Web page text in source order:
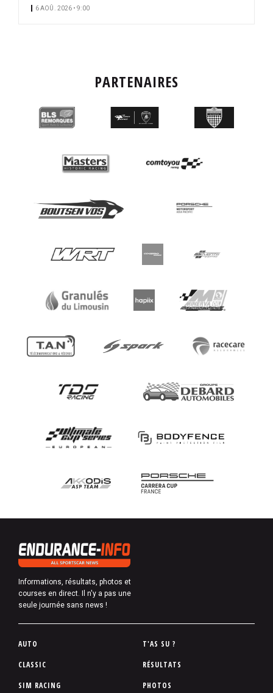
6 AOÛ. 2026 • 9:00
PARTENAIRES
Informations, résultats, photos et
courses en direct. Il n'y a pas une
seule journée sans news !
P
d
AUTO
CLASSIC
SIM RACING
T'AS SU ?
RÉSULTATS
PHOTOS